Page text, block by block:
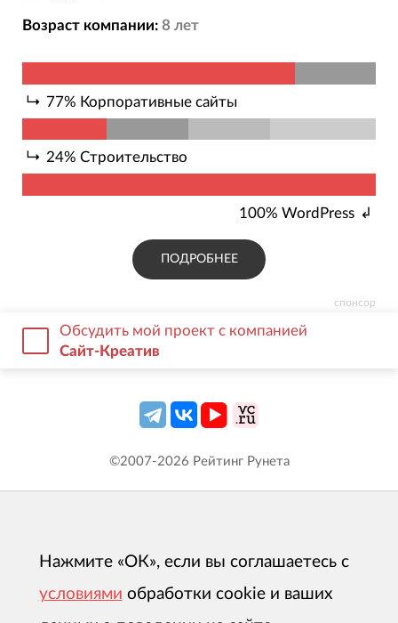
спонсор
Возраст компании: 8 лет
77% Корпоративные сайты
24% Строительство
100%WordPress
ПОДРОБНЕЕ
Обсудить мой проект с компанией
Сайт-Креатив
©2007-2026 Рейтинг Рунета
Нажмите «ОК», если вы соглашаетесь с
условиями обработки cookie и ваших